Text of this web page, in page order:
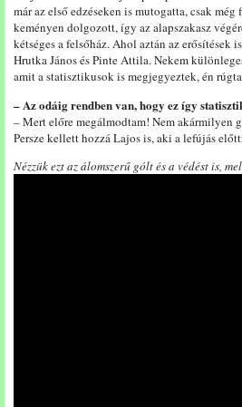
már az első edzéseken is mutogatta, csak
keményen dolgozott, így az alapszakasz
kétséges a felsőház. Ahol aztán az
Hrutka János és Pinte Attila. Nekem
amit a statisztikusok is megjegyeztek, én
– Az odáig rendben van, hogy ez így
– Mert előre megálmodtam! Nem akármilyen
Persze kellett hozzá Lajos is, aki a lefújás
Nézzük ezt az álomszerű gólt és a védést is,